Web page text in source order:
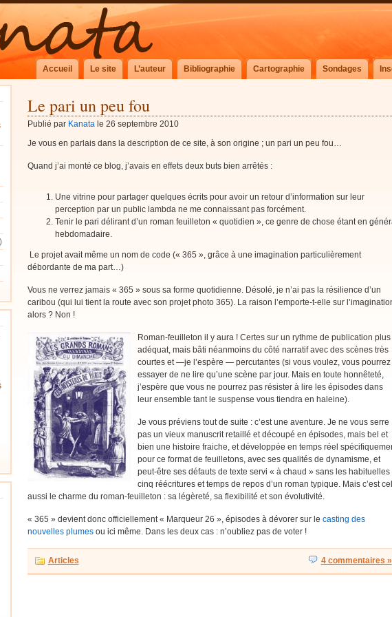
Accueil Le site L’auteur Bibliographie Cartographie Sondages
Le pari un peu fou
Publié par Kanatale 26 septembre 2010
Je vous en parlais dans la description de ce site, à son origine ; un pari un peu fou…
Quand j’ai monté ce blog, j’avais en effets deux buts bien arrêtés :
Une vitrine pour partager quelques écrits pour avoir un retour d’information sur leur
perception par un public lambda ne me connaissant pas forcément.
Tenir le pari délirant d’un roman feuilleton « quotidien », ce genre de chose étant en
hebdomadaire.
Le projet avait même un nom de code (« 365 », grâce à une imagination particulièrement
débordante de ma part…)
Vous ne verrez jamais « 365 » sous sa forme quotidienne. Désolé, je n’ai pas la résilience d’un
caribou (qui lui tient la route avec son projet photo 365). La raison l’emporte-t-elle sur
alors ? Non !
Roman-feuilleton il y aura ! Certes sur un rythme de publication plus
adéquat, mais bâti néanmoins du côté narratif avec des scènes très
courtes et —je l’espère — percutantes (si vous voulez, vous pourrez
essayer de ne lire qu’une scène par jour. Mais en toute honnêteté,
j’espère que vous ne pourrez pas résister à lire les épisodes dans
leur ensemble tant le suspense vous tiendra en haleine).
Je vous préviens tout de suite : c’est une aventure. Je ne vous serre
pas un vieux manuscrit retaillé et découpé en épisodes, mais bel et
bien une histoire fraiche, et développée en temps réel
pour ce format de feuilletons, avec ses qualités de dynamisme, et
peut-être ses défauts de texte servi « à chaud » sans les habituelles
cinq réécritures et temps de repos d’un roman typique. Mais c’est
aussi le charme du roman-feuilleton : sa légèreté, sa flexibilité et son évolutivité.
« 365 » devient donc officiellement « Marqueur 26 », épisodes à dévorer sur le casting des
nouvelles plumesou ici même. Dans les deux cas : n’oubliez pas de voter !
Articles 4 commentaires »